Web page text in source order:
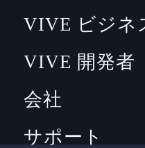
VIVE ビジネ
VIVE 開発者
会社
サポート